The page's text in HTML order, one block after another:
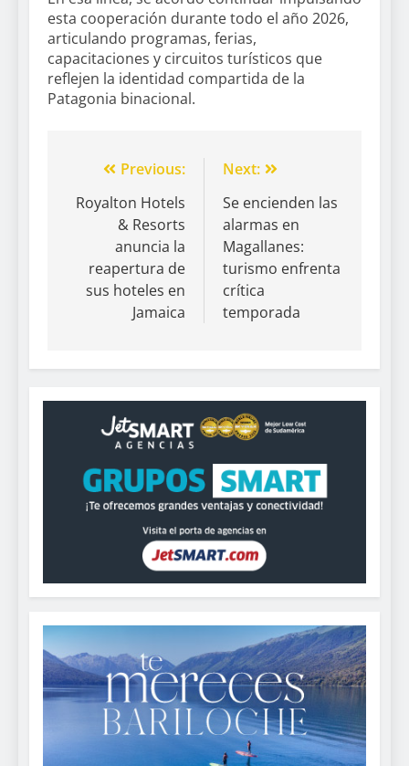
esta cooperación durante todo el año 2026,
articulando programas, ferias,
capacitaciones y circuitos turísticos que
reflejen la identidad compartida de la
Patagonia binacional.
Previous:
Royalton Hotels
& Resorts
anuncia la
reapertura de
sus hoteles en
Jamaica
Next:
Se encienden las
alarmas en
Magallanes:
turismo enfrenta
crítica
temporada